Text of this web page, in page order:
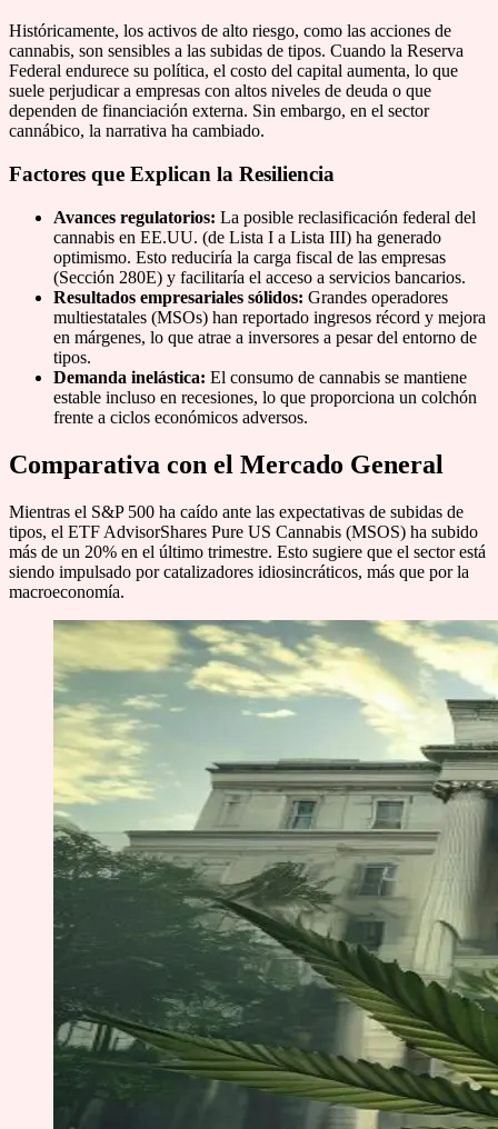
Históricamente, los activos de alto riesgo, como las acciones de
cannabis, son sensibles a las subidas de tipos. Cuando la Reserva
Federal endurece su política, el costo del capital aumenta, lo que
suele perjudicar a empresas con altos niveles de deuda o que
dependen de financiación externa. Sin embargo, en el sector
cannábico, la narrativa ha cambiado.
Factores que Explican la Resiliencia
Avances regulatorios: La posible reclasificación federal del
cannabis en EE.UU. (de Lista I a Lista III) ha generado
optimismo. Esto reduciría la carga fiscal de las empresas
(Sección 280E) y facilitaría el acceso a servicios bancarios.
Resultados empresariales sólidos: Grandes operadores
multiestatales (MSOs) han reportado ingresos récord y mejora
en márgenes, lo que atrae a inversores a pesar del entorno de
tipos.
Demanda inelástica: El consumo de cannabis se mantiene
estable incluso en recesiones, lo que proporciona un colchón
frente a ciclos económicos adversos.
Comparativa con el Mercado General
Mientras el S&P 500 ha caído ante las expectativas de subidas de
tipos, el ETF AdvisorShares Pure US Cannabis (MSOS) ha subido
más de un 20% en el último trimestre. Esto sugiere que el sector está
siendo impulsado por catalizadores idiosincráticos, más que por la
macroeconomía.